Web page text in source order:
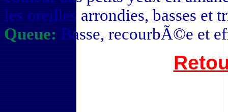
les oreilles arrondies, basses et
Queue:Basse, recourbÃ©e et